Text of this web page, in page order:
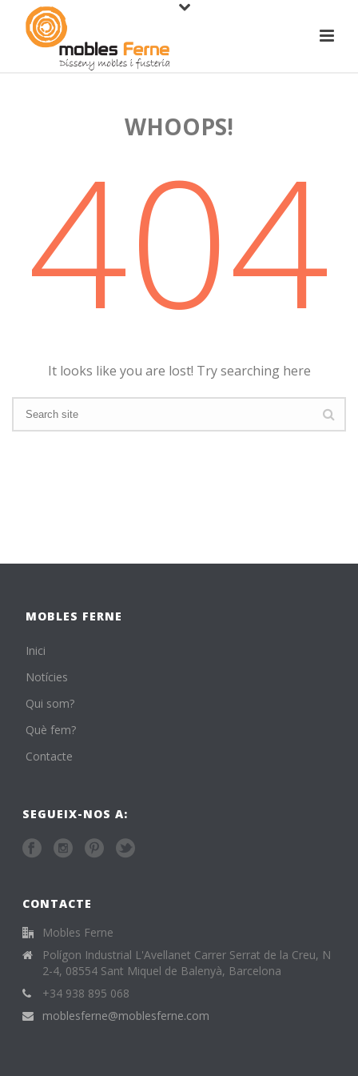
WHOOPS!
404
It looks like you are lost! Try searching here
MOBLES FERNE
Inici
Notícies
Qui som?
Què fem?
Contacte
SEGUEIX-NOS A:
CONTACTE
Mobles Ferne
Polígon Industrial L'Avellanet Carrer Serrat de la Creu, N
2-4, 08554 Sant Miquel de Balenyà, Barcelona
+34 938 895 068
moblesferne@moblesferne.com